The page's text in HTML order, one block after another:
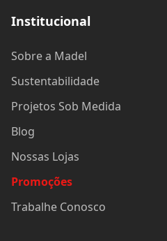
Institucional
Sobre a Madel
Sustentabilidade
Projetos Sob Medida
Blog
Nossas Lojas
Promoções
Trabalhe Conosco